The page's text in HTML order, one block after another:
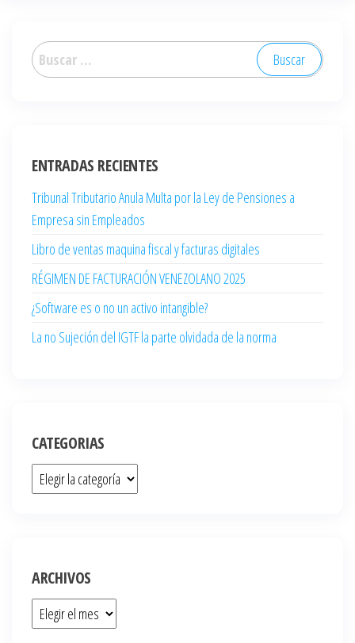
ENTRADAS RECIENTES
Tribunal Tributario Anula Multa por la Ley de Pensiones a
Empresa sin Empleados
Libro de ventas maquina fiscal y facturas digitales
RÉGIMEN DE FACTURACIÓN VENEZOLANO 2025
¿Software es o no un activo intangible?
La no Sujeción del IGTF la parte olvidada de la norma
CATEGORIAS
ARCHIVOS